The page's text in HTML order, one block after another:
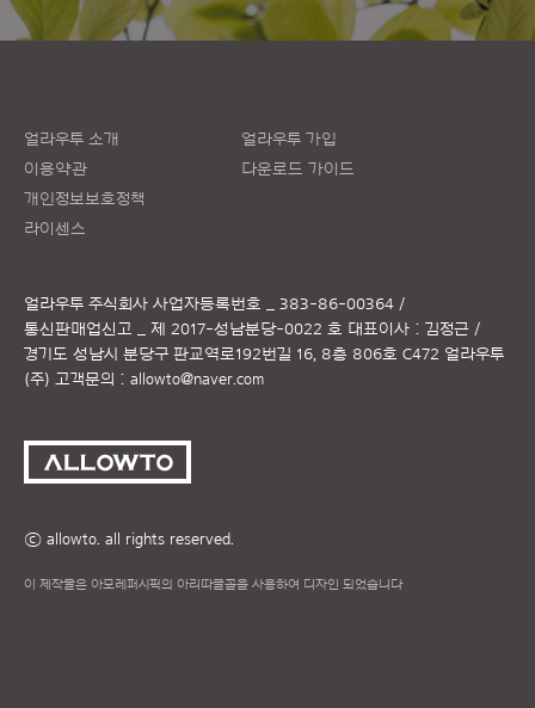
얼라우투 소개
이용약관
개인정보보호정책
라이센스
얼라우투 가입
다운로드 가이드
얼라우투 주식회사 사업자등록번호 _ 383-86-00364 /
통신판매업신고 _ 제 2017-성남분당-0022 호 대표이사 : 김정근 /
경기도 성남시 분당구 판교역로192번길 16, 8층 806호 C472 얼라우투
(주) 고객문의 : allowto@naver.com
ⓒ allowto. all rights reserved.
이 제작물은 아모레퍼시픽의 아리따글꼴을 사용하여 디자인 되었습니다